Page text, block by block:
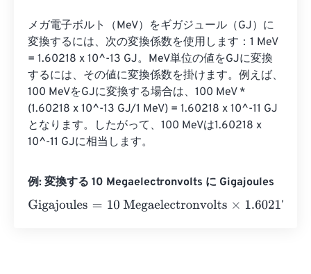
メガ電子ボルト（MeV）をギガジュール（GJ）に
変換するには、次の変換係数を使用します：1 MeV
= 1.60218 x 10^-13 GJ。MeV単位の値をGJに変換
するには、その値に変換係数を掛けます。例えば、
100 MeVをGJに変換する場合は、100 MeV *
(1.60218 x 10^-13 GJ/1 MeV) = 1.60218 x 10^-11 GJ
となります。したがって、100 MeVは1.60218 x
10^-11 GJに相当します。
例: 変換する 10 Megaelectronvolts に Gigajoules
Gigajoules=10 Megaelectronvolts×1.602176634e-14